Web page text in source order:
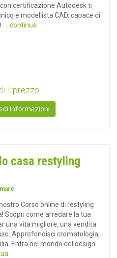
con certificazione Autodesk ti
e modellista CAD, capace di
... continua
il prezzo
informazioni
casa restyling
Corso online di restyling
Scopri come arredare la tua
una vita migliore, una vendita
Approfondisci cromatologia,
Entra nel mondo del design